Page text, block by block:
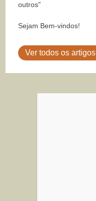
outros"
Sejam Bem-vindos!
Ver todos os artigos